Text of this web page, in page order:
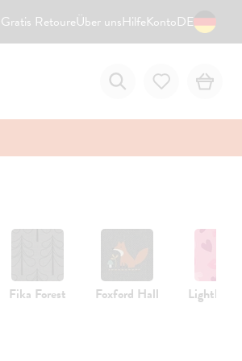
Gratis RetoureÜber unsHilfeKontoDE
Fika Forest Foxford Hall